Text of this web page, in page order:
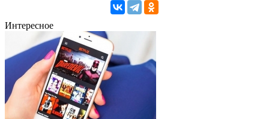
Интересное